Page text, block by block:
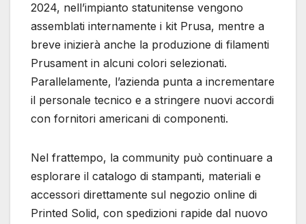
2024, nell’impianto statunitense vengono
assemblati internamente i kit Prusa, mentre a
breve inizierà anche la produzione di filamenti
Prusament in alcuni colori selezionati.
Parallelamente, l’azienda punta a incrementare
il personale tecnico e a stringere nuovi accordi
con fornitori americani di componenti.
Nel frattempo, la community può continuare a
esplorare il catalogo di stampanti, materiali e
accessori direttamente sul negozio online di
Printed Solid, con spedizioni rapide dal nuovo